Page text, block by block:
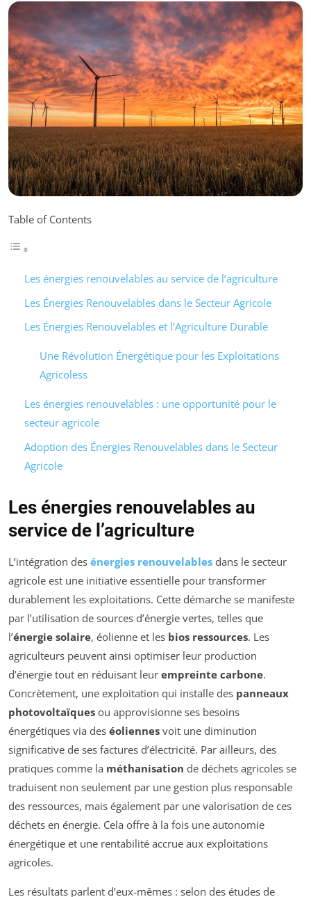
Table of Contents
Les énergies renouvelables au service de l’agriculture
Les Énergies Renouvelables dans le Secteur Agricole
Les Énergies Renouvelables et l’Agriculture Durable
Une Révolution Énergétique pour les Exploitations
Agricoless
Les énergies renouvelables : une opportunité pour le
secteur agricole
Adoption des Énergies Renouvelables dans le Secteur
Agricole
Les énergies renouvelables au
service de l’agriculture
L’intégration des énergies renouvelables dans le secteur
agricole est une initiative essentielle pour transformer
durablement les exploitations. Cette démarche se manifeste
par l’utilisation de sources d’énergie vertes, telles que
l’énergie solaire, éolienne et les bios ressources. Les
agriculteurs peuvent ainsi optimiser leur production
d’énergie tout en réduisant leur empreinte carbone.
Concrètement, une exploitation qui installe des panneaux
photovoltaïques ou approvisionne ses besoins
énergétiques via des éoliennes voit une diminution
significative de ses factures d’électricité. Par ailleurs, des
pratiques comme la méthanisation de déchets agricoles se
traduisent non seulement par une gestion plus responsable
des ressources, mais également par une valorisation de ces
déchets en énergie. Cela offre à la fois une autonomie
énergétique et une rentabilité accrue aux exploitations
agricoles.
Les résultats parlent d’eux-mêmes : selon des études de